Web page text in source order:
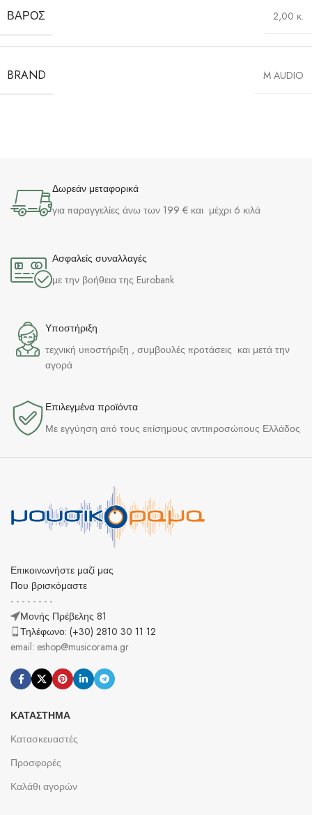
ΒΆΡΟΣ 2,00 κ.
BRAND M AUDIO
Δωρεάν μεταφορικά
για παραγγελίες άνω των 199 € και μέχρι 6 κιλά
Ασφαλείς συναλλαγές
με την βοήθεια της Eurobank
Υποστήριξη
τεχνική υποστήριξη , συμβουλές προτάσεις και μετά την
αγορά
Επιλεγμένα προϊόντα​
Με εγγύηση από τους επίσημους αντιπροσώπους Ελλάδος
Επικοινωνήστε μαζί μας
Που βρισκόμαστε
- - - - - - - -
Μονής Πρέβελης 81
Τηλέφωνο: (+30) 2810 30 11 12
email: eshop@musicorama.gr
ΚΑΤΆΣΤΗΜΑ
Κατασκευαστές
Προσφορές
Καλάθι αγορών